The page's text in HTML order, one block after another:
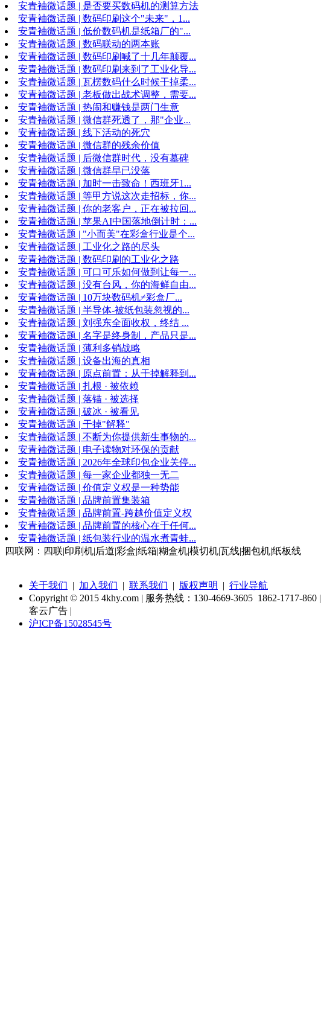
安青袖微话题 | 是否要买数码机的测算方法
安青袖微话题 | 数码印刷这个"未来"，1...
安青袖微话题 | 低价数码机是纸箱厂的"...
安青袖微话题 | 数码联动的两本账
安青袖微话题 | 数码印刷喊了十几年颠覆...
安青袖微话题 | 数码印刷来到了工业化导...
安青袖微话题 | 瓦楞数码什么时候干掉柔...
安青袖微话题 | 老板做出战术调整，需要...
安青袖微话题 | 热闹和赚钱是两门生意
安青袖微话题 | 微信群死透了，那"企业...
安青袖微话题 | 线下活动的死穴
安青袖微话题 | 微信群的残余价值
安青袖微话题 | 后微信群时代，没有墓碑
安青袖微话题 | 微信群早已没落
安青袖微话题 | 加时一击致命！西班牙1...
安青袖微话题 | 等甲方说这次走招标，你...
安青袖微话题 | 你的老客户，正在被拉回...
安青袖微话题 | 苹果AI中国落地倒计时：...
安青袖微话题 | "小而美"在彩盒行业是个...
安青袖微话题 | 工业化之路的尽头
安青袖微话题 | 数码印刷的工业化之路
安青袖微话题 | 可口可乐如何做到让每一...
安青袖微话题 | 没有台风，你的海鲜自由...
安青袖微话题 | 10万块数码机≠彩盒厂...
安青袖微话题 | 半导体-被纸包装忽视的...
安青袖微话题 | 刘强东全面收权，终结 ...
安青袖微话题 | 名字是终身制，产品只是...
安青袖微话题 | 薄利多销战略
安青袖微话题 | 设备出海的真相
安青袖微话题 | 原点前置：从干掉解释到...
安青袖微话题 | 扎根 · 被依赖
安青袖微话题 | 落锚 · 被选择
安青袖微话题 | 破冰 · 被看见
安青袖微话题 | 干掉"解释"
安青袖微话题 | 不断为你提供新生事物的...
安青袖微话题 | 电子读物对环保的贡献
安青袖微话题 | 2026年全球印包企业关停...
安青袖微话题 | 每一家企业都独一无二
安青袖微话题 | 价值定义权是一种势能
安青袖微话题 | 品牌前置集装箱
安青袖微话题 | 品牌前置-跨越价值定义权
安青袖微话题 | 品牌前置的核心在于任何...
安青袖微话题 | 纸包装行业的温水煮青蛙...
四联网：四联|印刷机|后道|彩盒|纸箱|糊盒机|模切机|瓦线|捆包机|纸板线
关于我们 | 加入我们 | 联系我们 | 版权声明 | 行业导航
Copyright © 2015 4khy.com | 服务热线：130-4669-3605 1862-1717-860 |
客云广告 |
沪ICP备15028545号